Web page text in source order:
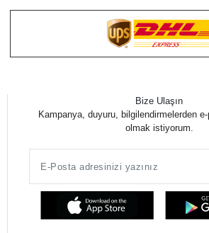
Bize Ulaşın
Kampanya, duyuru, bilgilendirmelerden
olmak istiyorum.